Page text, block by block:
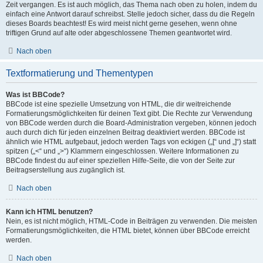
Zeit vergangen. Es ist auch möglich, das Thema nach oben zu holen, indem du
einfach eine Antwort darauf schreibst. Stelle jedoch sicher, dass du die Regeln
dieses Boards beachtest! Es wird meist nicht gerne gesehen, wenn ohne
triftigen Grund auf alte oder abgeschlossene Themen geantwortet wird.
Nach oben
Textformatierung und Thementypen
Was ist BBCode?
BBCode ist eine spezielle Umsetzung von HTML, die dir weitreichende
Formatierungsmöglichkeiten für deinen Text gibt. Die Rechte zur Verwendung
von BBCode werden durch die Board-Administration vergeben, können jedoch
auch durch dich für jeden einzelnen Beitrag deaktiviert werden. BBCode ist
ähnlich wie HTML aufgebaut, jedoch werden Tags von eckigen („[“ und „]“) statt
spitzen („<“ und „>“) Klammern eingeschlossen. Weitere Informationen zu
BBCode findest du auf einer speziellen Hilfe-Seite, die von der Seite zur
Beitragserstellung aus zugänglich ist.
Nach oben
Kann ich HTML benutzen?
Nein, es ist nicht möglich, HTML-Code in Beiträgen zu verwenden. Die meisten
Formatierungsmöglichkeiten, die HTML bietet, können über BBCode erreicht
werden.
Nach oben